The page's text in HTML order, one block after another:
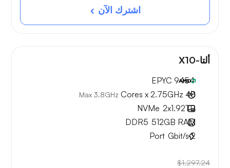
اشترك الآن
ألتا-X10
EPYC 9454
48 Cores x 2.75GHz
Max 3.8GHz
2x1.92TB
NVMe
512GB RAM
DDR5
2
Gbit/s
Port
$1,297.24